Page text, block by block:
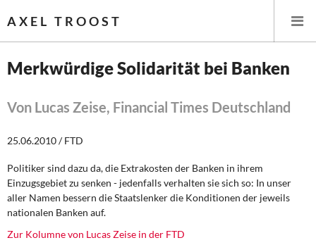
AXEL TROOST
Leitlinien linker Wirtschafts- und Finanzpolitik
Wirtschaftspolitik
Merkwürdige Solidarität bei Banken
Von Lucas Zeise, Financial Times Deutschland
25.06.2010 / FTD
Politiker sind dazu da, die Extrakosten der Banken in ihrem
Einzugsgebiet zu senken - jedenfalls verhalten sie sich so: In unser
aller Namen bessern die Staatslenker die Konditionen der jeweils
nationalen Banken auf.
Zur Kolumne von Lucas Zeise in der FTD